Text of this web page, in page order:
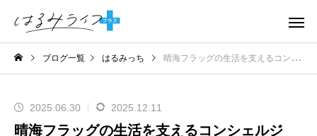
ブログ一覧 はるみっち 晴海フラッグの生活を支えるコンシェルジュ！何を頼めるの？
2025.06.30 2025.12.11
晴海フラッグの生活を支えるコンシェルジ